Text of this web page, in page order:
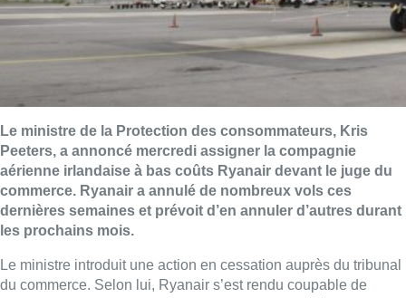
Le ministre de la Protection des consommateurs, Kris
Peeters, a annoncé mercredi assigner la compagnie
aérienne irlandaise à bas coûts Ryanair devant le juge du
commerce. Ryanair a annulé de nombreux vols ces
dernières semaines et prévoit d’en annuler d’autres durant
les prochains mois.
Le ministre introduit une action en cessation auprès du tribunal
du commerce. Selon lui, Ryanair s’est rendu coupable de